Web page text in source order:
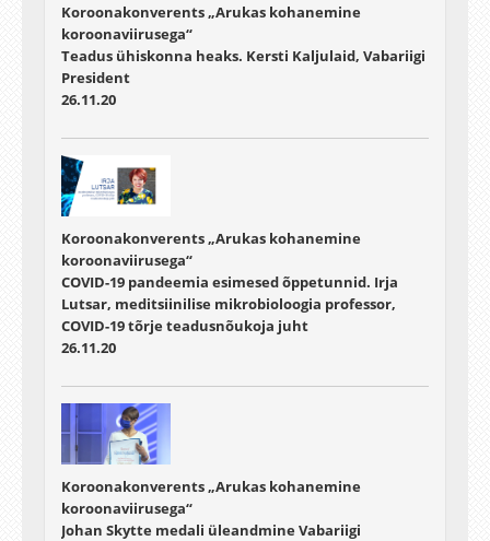
Koroonakonverents „Arukas kohanemine
koroonaviirusega“
Teadus ühiskonna heaks. Kersti Kaljulaid, Vabariigi
President
26.11.20
Koroonakonverents „Arukas kohanemine
koroonaviirusega“
COVID-19 pandeemia esimesed õppetunnid. Irja
Lutsar, meditsiinilise mikrobioloogia professor,
COVID-19 tõrje teadusnõukoja juht
26.11.20
Koroonakonverents „Arukas kohanemine
koroonaviirusega“
Johan Skytte medali üleandmine Vabariigi